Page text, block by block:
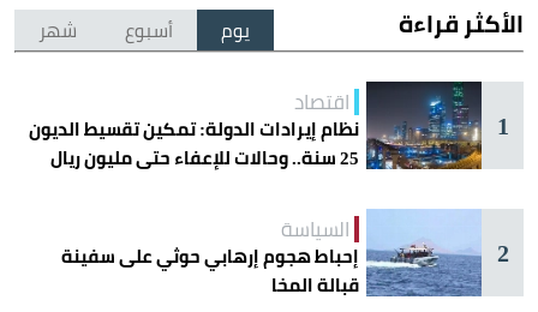
الأكثر قراءة يوم أسبوع شهر
1
اقتصاد
نظام إيرادات الدولة: تمكين تقسيط الديون
25 سنة.. وحالات للإعفاء حتى مليون ريال
2
السياسة
إحباط هجوم إرهابي حوثي على سفينة
قبالة المخا